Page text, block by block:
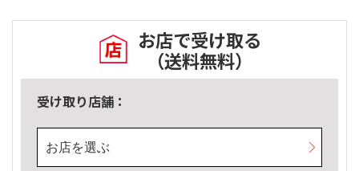
お店で受け取る
（送料無料）
受け取り店舗：
お店を選ぶ